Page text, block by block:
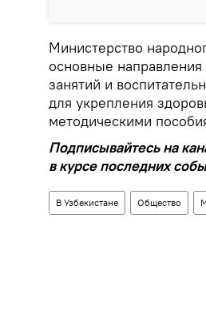
Министерство
основные
занятий и
для укрепления
методическими
Подписывайтесь на
в курсе последних
В Узбекистане Общество